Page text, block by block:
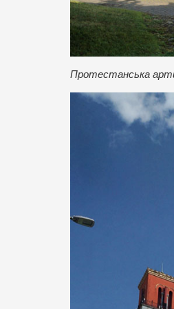
Протестанська